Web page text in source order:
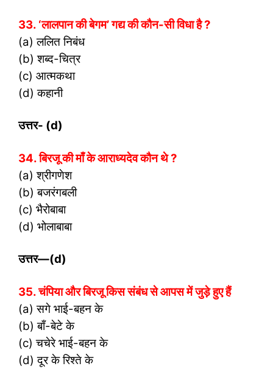
33. ‘लालपान की बेगम’ गद्य की कौन-सी विधा है ?
(a) ललित निबंध
(b) शब्द-चित्र
(c) आत्मकथा
(d) कहानी
उत्तर- (d)
34. बिरजू की माँ के आराध्यदेव कौन थे ?
(a) श्रीगणेश
(b) बजरंगबली
(c) भैरोबाबा
(d) भोलाबाबा
उत्तर—(d)
35. चंपिया और बिरजू किस संबंध से आपस में जुड़े हुए हैं
(a) सगे भाई-बहन के
(b) बाँ-बेटे के
(c) चचेरे भाई-बहन के
(d) दूर के रिश्ते के